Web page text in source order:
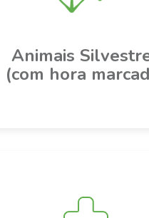
Animais
(com hora